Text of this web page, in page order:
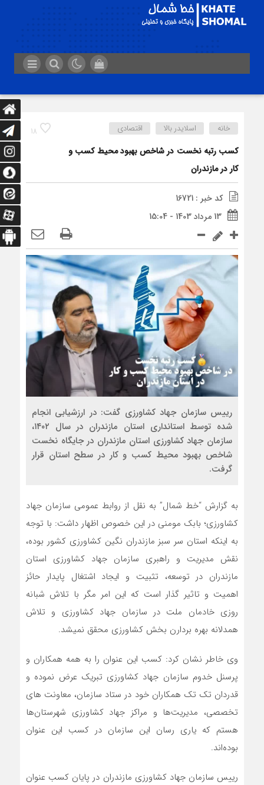
18 خانه اسلایدر بالا اقتصادی
کسب رتبه نخست در شاخص بهبود محیط کسب و
کار در مازندران
کد خبر : 16721
13 مرداد 1403 - 15:04
رییس سازمان جهاد کشاورزی گفت: در ارزشیابی انجام
شده توسط استانداری استان مازندران در سال ۱۴۰۲،
سازمان جهاد کشاورزی استان مازندران در جایگاه نخست
شاخص بهبود محیط کسب و کار در سطح استان قرار
گرفت.
به گزارش “خط شمال” به نقل از روابط عمومی سازمان جهاد
کشاورزی؛ بابک مومنی در این خصوص اظهار داشت: با توجه
به اینکه استان سر سبز مازندران نگین کشاورزی کشور بوده،
نقش مدیریت و راهبری سازمان جهاد کشاورزی استان
مازندران در توسعه، تثبیت و ایجاد اشتغال پایدار حائز
اهمیت و تاثیر گذار است که این امر مگر با تلاش شبانه
روزی خادمان ملت در سازمان جهاد کشاورزی و تلاش
همدلانه بهره بردارن بخش کشاورزی محقق نمیشد.
وی خاطر نشان کرد: کسب این عنوان را به همه همکاران و
پرسنل خدوم سازمان جهاد کشاورزی تبریک عرض نموده و
قدردان تک تک همکاران خود در ستاد سازمان، معاونت های
تخصصی، مدیریت‌ها و مراکز جهاد کشاورزی شهرستان‌ها
هستم که یاری رسان این سازمان در کسب این عنوان
بوده‌اند.
رییس سازمان جهاد کشاورزی مازندران در پایان کسب عنوان